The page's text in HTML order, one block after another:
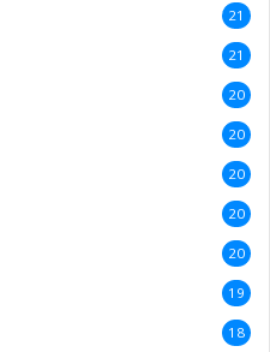
21
21
20
20
20
20
20
19
18